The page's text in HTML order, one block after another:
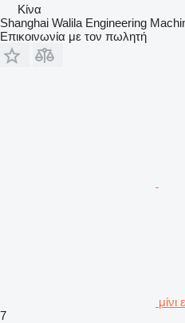
Κίνα
Shanghai Walila Engineering
Επικοινωνία με τον πωλητή
7